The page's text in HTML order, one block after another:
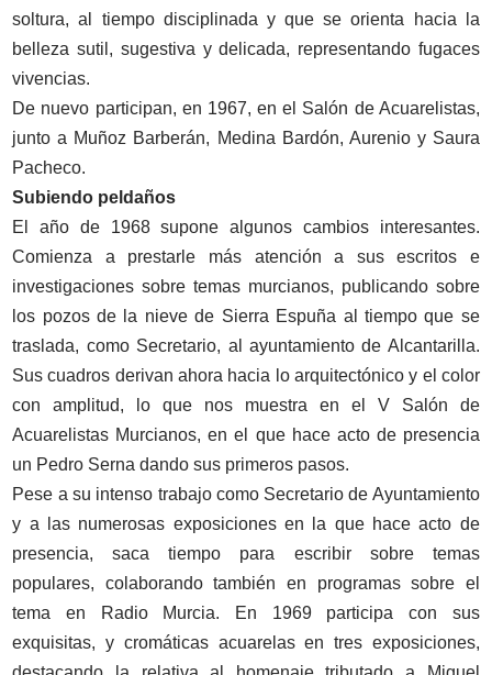
soltura, al tiempo disciplinada y que se orienta hacia la
belleza sutil, sugestiva y delicada, representando fugaces
vivencias.
De nuevo participan, en 1967, en el Salón de Acuarelistas,
junto a Muñoz Barberán, Medina Bardón, Aurenio y Saura
Pacheco.
Subiendo peldaños
El año de 1968 supone algunos cambios interesantes.
Comienza a prestarle más atención a sus escritos e
investigaciones sobre temas murcianos, publicando sobre
los pozos de la nieve de Sierra Espuña al tiempo que se
traslada, como Secretario, al ayuntamiento de Alcantarilla.
Sus cuadros derivan ahora hacia lo arquitectónico y el color
con amplitud, lo que nos muestra en el V Salón de
Acuarelistas Murcianos, en el que hace acto de presencia
un Pedro Serna dando sus primeros pasos.
Pese a su intenso trabajo como Secretario de Ayuntamiento
y a las numerosas exposiciones en la que hace acto de
presencia, saca tiempo para escribir sobre temas
populares, colaborando también en programas sobre el
tema en Radio Murcia. En 1969 participa con sus
exquisitas, y cromáticas acuarelas en tres exposiciones,